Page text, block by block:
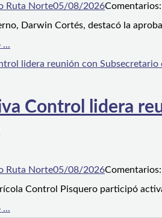
Ruta Norte05/08/2026Comentarios:
Darwin Cortés, destacó la
...
Control lidera
Ruta Norte05/08/2026Comentarios:
Control Pisquero participó
...